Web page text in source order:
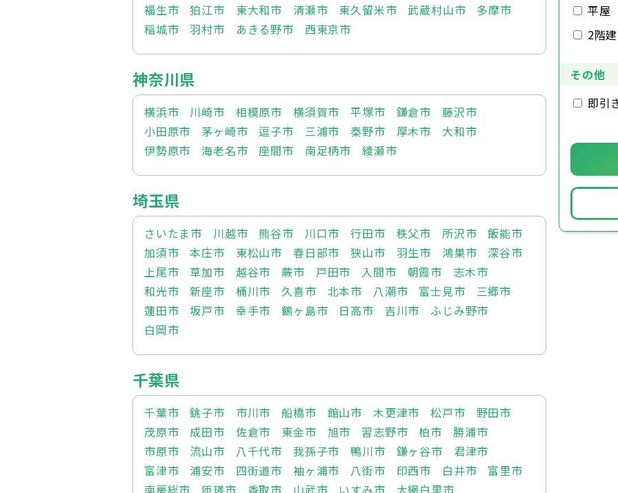
福生市
狛江市 東大和市 清瀬市 東久留米市 武蔵村山市
多摩市
稲城市
羽村市 あきる野市 西東京市
神奈川県
横浜市 川崎市 相模原市 横須賀市 平塚市 鎌倉市
藤沢市
小田原市
茅ヶ崎市 逗子市 三浦市 秦野市 厚木市
大和市
伊勢原市
海老名市 座間市 南足柄市 綾瀬市
埼玉県
さいたま市 川越市 熊谷市 川口市 行田市 秩父市 所沢市
飯能市
加須市
本庄市 東松山市 春日部市 狭山市 羽生市 鴻巣市
深谷市
上尾市
草加市 越谷市 蕨市 戸田市 入間市 朝霞市
志木市
和光市
新座市 桶川市 久喜市 北本市 八潮市 富士見市
三郷市
蓮田市
坂戸市 幸手市 鶴ヶ島市 日高市 吉川市
ふじみ野市
白岡市
千葉県
千葉市 銚子市 市川市 船橋市 館山市 木更津市 松戸市
野田市
茂原市
成田市 佐倉市 東金市 旭市 習志野市 柏市
勝浦市
市原市
流山市 八千代市 我孫子市 鴨川市 鎌ヶ谷市
君津市
富津市
浦安市 四街道市 袖ヶ浦市 八街市 印西市 白井市
富里市
南房総市
匝瑳市 香取市 山武市 いすみ市 大網白里市
平屋
2階
その他
即引